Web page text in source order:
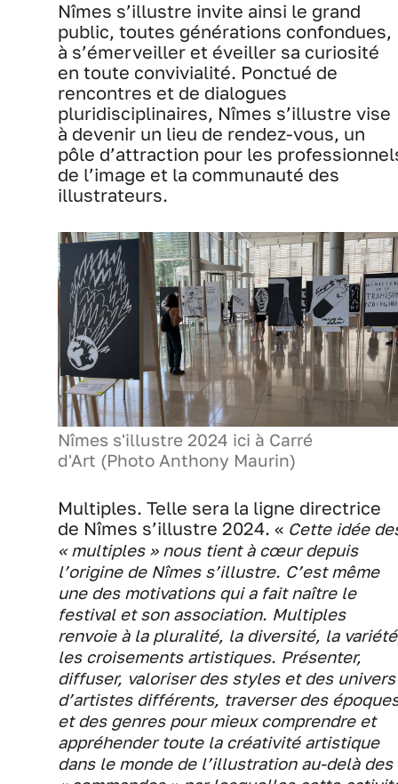
Nîmes s’illustre invite ainsi le grand
public, toutes générations confondues,
à s’émerveiller et éveiller sa curiosité
en toute convivialité. Ponctué de
rencontres et de dialogues
pluridisciplinaires, Nîmes s’illustre vise
à devenir un lieu de rendez-vous, un
pôle d’attraction pour les
de l’image et la communauté des
illustrateurs.
Nîmes s'illustre 2024 ici à Carré
d'Art (Photo Anthony Maurin)
Multiples. Telle sera la ligne directrice
de Nîmes s’illustre 2024. « Cette idée
« multiples » nous tient à cœur depuis
l’origine de Nîmes s’illustre. C’est même
une des motivations qui a fait naître le
festival et son association. Multiples
renvoie à la pluralité, la diversité, la
les croisements artistiques. Présenter,
diffuser, valoriser des styles et des univers
d’artistes différents, traverser des
et des genres pour mieux comprendre et
appréhender toute la créativité artistique
dans le monde de l’illustration au-delà des